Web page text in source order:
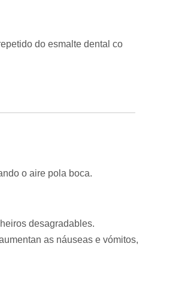
do esmalte dental co
o aire pola boca.
desagradables.
as náuseas e vómitos,